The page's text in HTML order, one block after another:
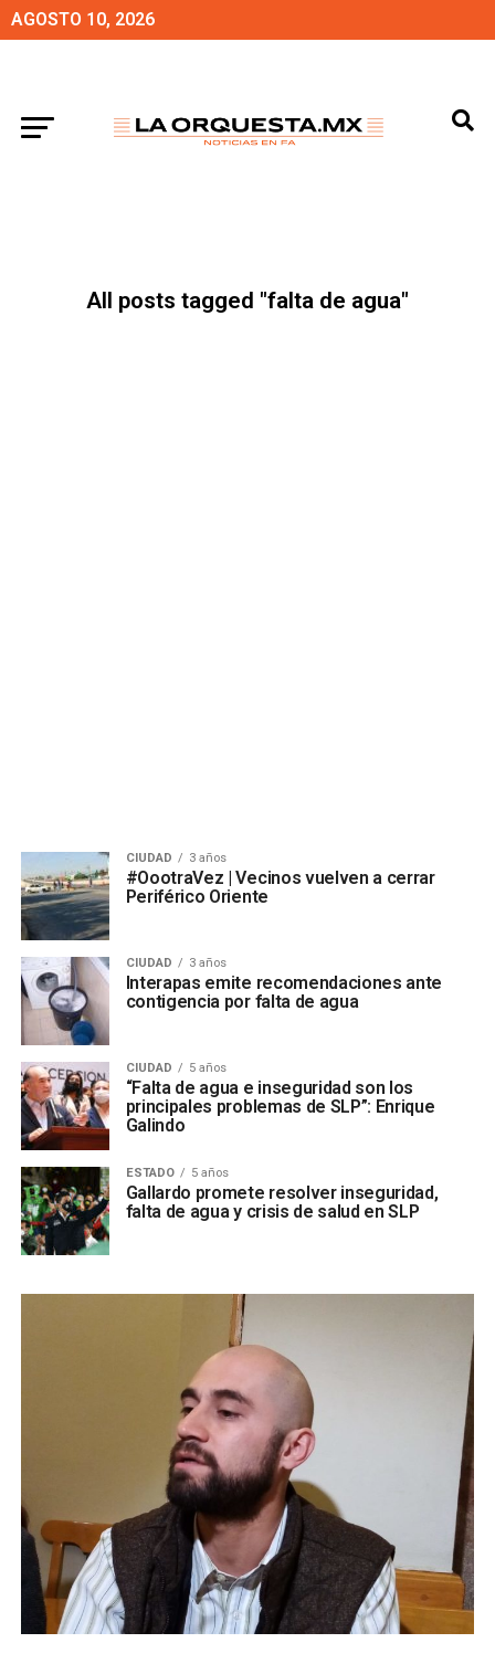
AGOSTO 10, 2026
All posts tagged "falta de agua"
CIUDAD 3 años
#OootraVez | Vecinos vuelven a cerrar
Periférico Oriente
CIUDAD 3 años
Interapas emite recomendaciones ante
contigencia por falta de agua
CIUDAD 5 años
“Falta de agua e inseguridad son los
principales problemas de SLP”: Enrique
Galindo
ESTADO 5 años
Gallardo promete resolver inseguridad,
falta de agua y crisis de salud en SLP